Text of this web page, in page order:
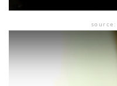
source: